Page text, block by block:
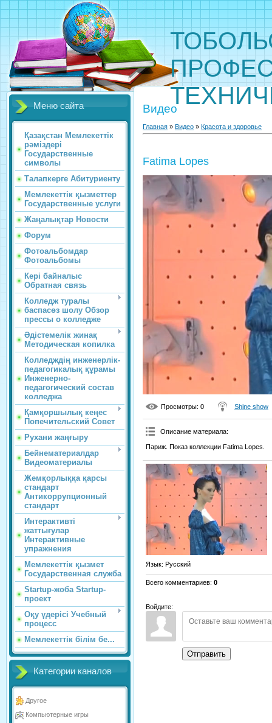
Меню сайта
Қазақстан Мемлекеттік
рәміздері
Государственные
символы
Талапкерге Абитуриенту
Мемлекеттік қызметтер
Государственные услуги
Жаңалықтар Новости
Форум
Фотоальбомдар
Фотоальбомы
Кері байналыс
Обратная связь
Колледж туралы
баспасөз шолу Обзор
прессы о колледже
Әдістемелік жинақ
Методическая копилка
Колледждің инженерлік-
педагогикалық құрамы
Инженерно-
педагогический состав
колледжа
Қамқоршылық кеңес
Попечительский Совет
Рухани жаңғыру
Бейнематериалдар
Видеоматериалы
Жемқорлыққа қарсы
стандарт
Антикоррупционный
стандарт
Интерактивті
жаттығулар
Интерактивные
упражнения
Мемлекеттік қызмет
Государственная служба
Startup-жоба Startup-
проект
Оқу үдерісі Учебный
процесс
Мемлекеттік білім бе...
Категории каналов
Другое
Компьютерные игры
Видео
Главная » Видео » Красота и здоровье
Fatima Lopes
Просмотры: 0 Shine show
Описание материала:
Париж. Показ коллекции Fatima Lopes.
Язык: Русский
Всего комментариев: 0
Войдите:
Отправить